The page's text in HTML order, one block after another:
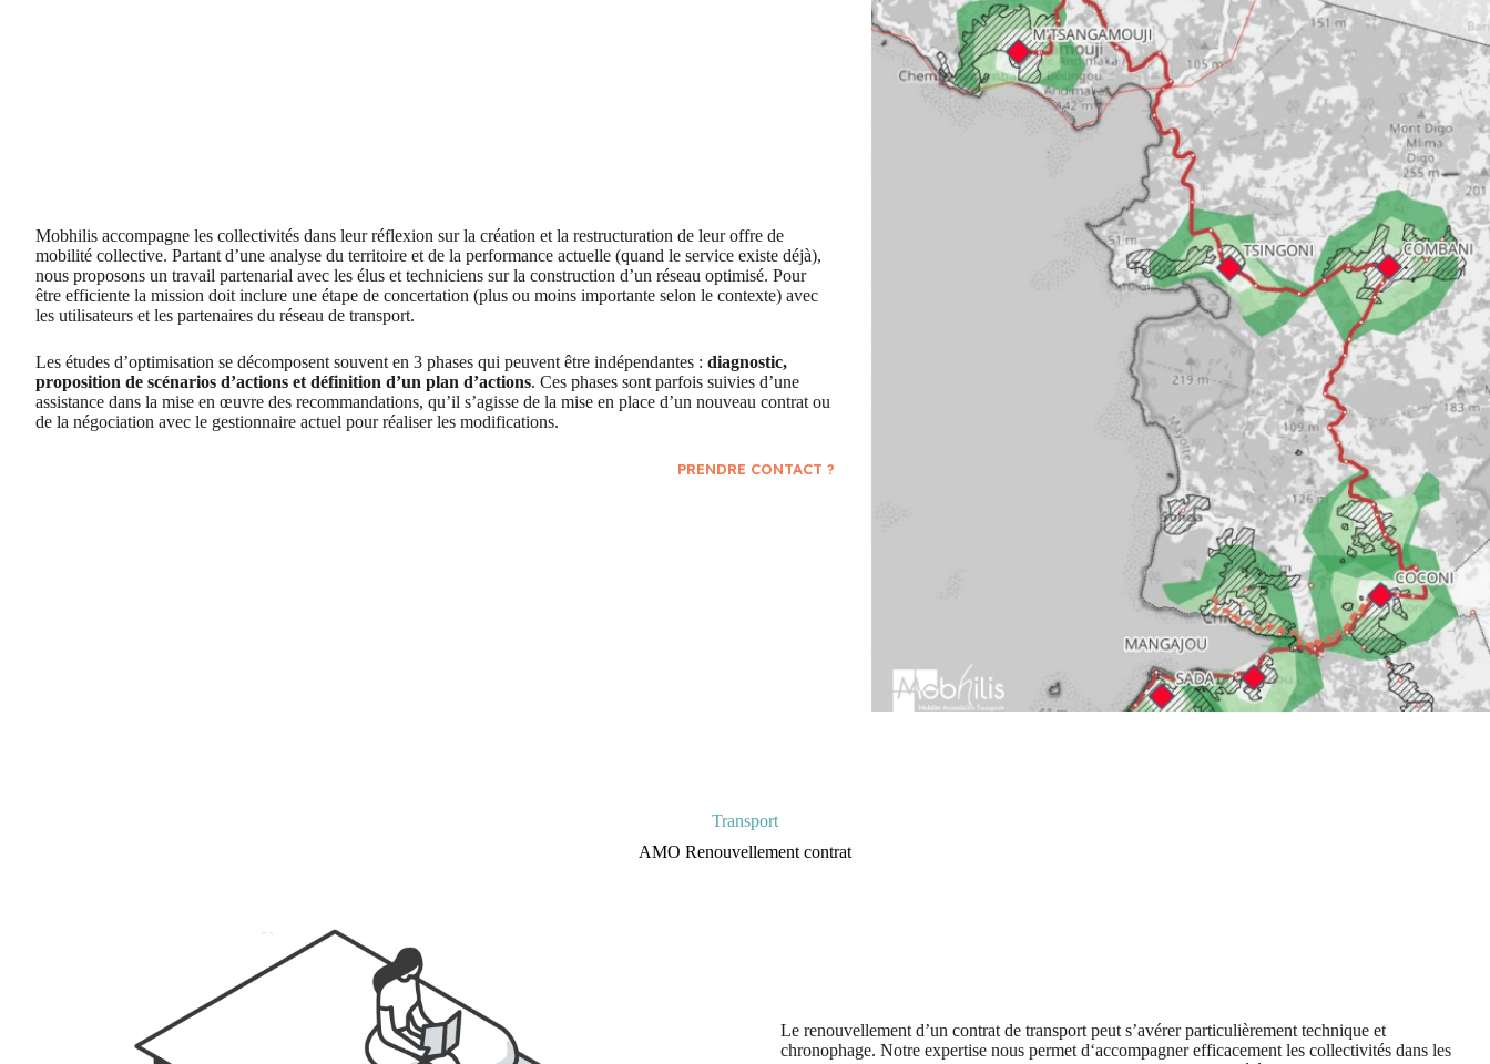
Mobhilis accompagne les collectivités dans leur réflexion sur la création et la restructuration de leur offre de
mobilité collective. Partant d’une analyse du territoire et de la performance actuelle (quand le service existe déjà),
nous proposons un travail partenarial avec les élus et techniciens sur la construction d’un réseau optimisé. Pour
être efficiente la mission doit inclure une étape de concertation (plus ou moins importante selon le contexte) avec
les utilisateurs et les partenaires du réseau de transport.
Les études d’optimisation se décomposent souvent en 3 phases qui peuvent être indépendantes : diagnostic,
proposition de scénarios d’actions et définition d’un plan d’actions. Ces phases sont parfois suivies d’une
assistance dans la mise en œuvre des recommandations, qu’il s’agisse de la mise en place d’un nouveau contrat ou
de la négociation avec le gestionnaire actuel pour réaliser les modifications.
PRENDRE CONTACT ?
Transport
AMO Renouvellement contrat
Le renouvellement d’un contrat de transport peut s’avérer particulièrement technique et
chronophage. Notre expertise nous permet d‘accompagner efficacement les collectivités dans les